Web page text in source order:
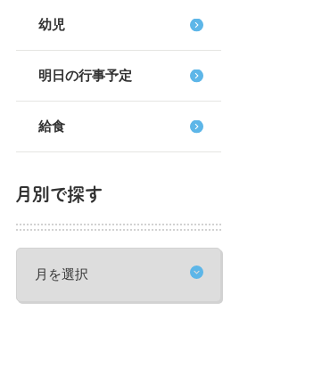
幼児
明日の行事予定
給食
月別で探す